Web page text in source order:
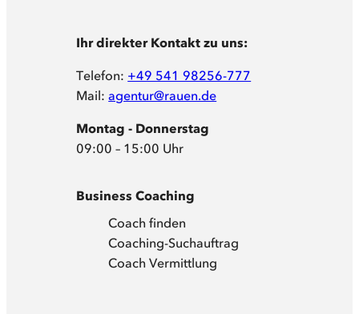
Ihr direkter Kontakt zu uns:
Telefon: +49 541 98256-777
Mail:agentur@rauen.de
Montag - Donnerstag
09:00 – 15:00 Uhr
Business Coaching
Coach finden
Coaching-Suchauftrag
Coach Vermittlung